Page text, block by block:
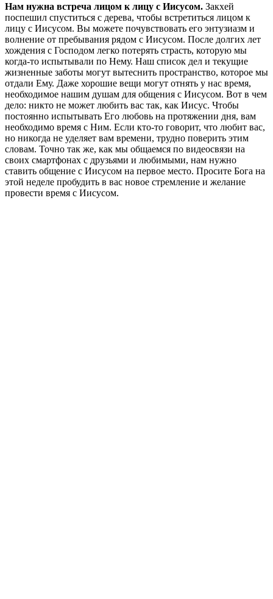
Нам нужна встреча лицом к лицу с Иисусом. Закхей
поспешил спуститься с дерева, чтобы встретиться лицом к
лицу с Иисусом. Вы можете почувствовать его энтузиазм и
волнение от пребывания рядом с Иисусом. После долгих лет
хождения с Господом легко потерять страсть, которую мы
когда-то испытывали по Нему. Наш список дел и текущие
жизненные заботы могут вытеснить пространство, которое мы
отдали Ему. Даже хорошие вещи могут отнять у нас время,
необходимое нашим душам для общения с Иисусом. Вот в чем
дело: никто не может любить вас так, как Иисус. Чтобы
постоянно испытывать Его любовь на протяжении дня, вам
необходимо время с Ним. Если кто-то говорит, что любит вас,
но никогда не уделяет вам времени, трудно поверить этим
словам. Точно так же, как мы общаемся по видеосвязи на
своих смартфонах с друзьями и любимыми, нам нужно
ставить общение с Иисусом на первое место. Просите Бога на
этой неделе пробудить в вас новое стремление и желание
провести время с Иисусом.